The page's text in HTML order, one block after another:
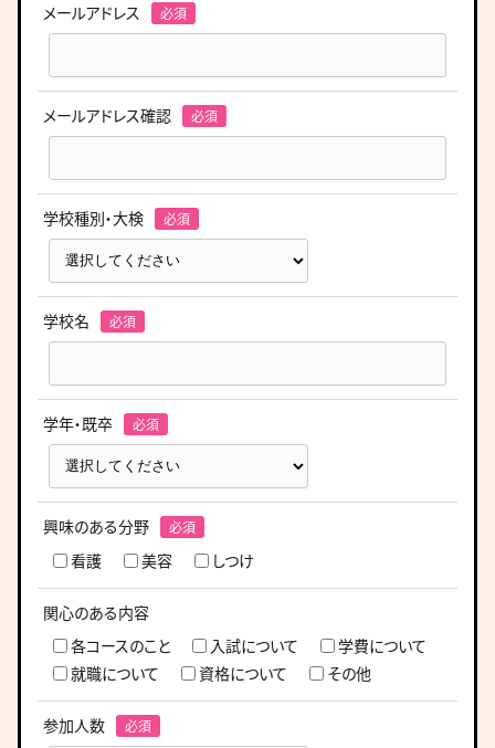
メールアドレス
メールアドレス確認
学校種別・大検
学校名
学年・既卒
興味のある分野
看護
美容 しつけ
関心のある内容
各コースのこと
入試について
学費について
就職について
資格について その他
参加人数